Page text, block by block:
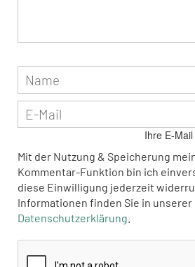
Ihre E-
Mit der Nutzung & Speicherung
Kommentar-Funktion bin ich
diese Einwilligung jederzeit
Informationen finden Sie in unserer
Datenschutzerklärung